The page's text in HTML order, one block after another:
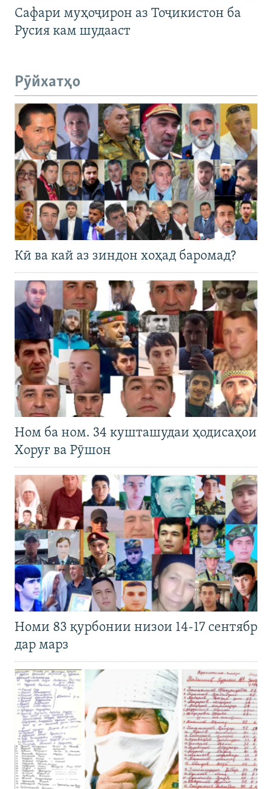
Сафари муҳоҷирон аз Тоҷикистон ба
Русия кам шудааст
Рӯйхатҳо
Кӣ ва кай аз зиндон хоҳад баромад?
Ном ба ном. 34 кушташудаи ҳодисаҳои
Хоруғ ва Рӯшон
Номи 83 қурбонии низои 14-17 сентябр
дар марз